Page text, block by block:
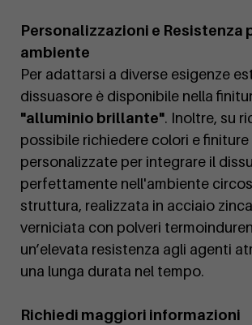
Personalizzazioni e Resistenza
ambiente
Per adattarsi a diverse esigenze
dissuasore è disponibile nella
"alluminio brillante". Inoltre, su
possibile richiedere colori e finiture
personalizzate per integrare il
perfettamente nell'ambiente
struttura, realizzata in acciaio
verniciata con polveri
un’elevata resistenza agli agenti
una lunga durata nel tempo.
Richiedi maggiori informazioni